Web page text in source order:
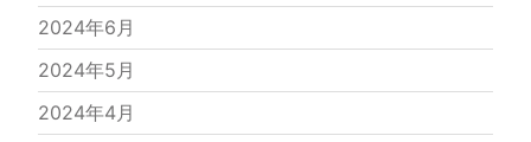
2024年6月
2024年5月
2024年4月